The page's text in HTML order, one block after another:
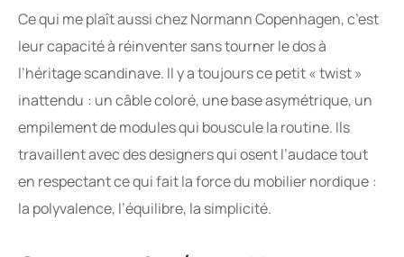
Ce qui me plaît aussi chez Normann Copenhagen, c’est
leur capacité à réinventer sans tourner le dos à
l’héritage scandinave. Il y a toujours ce petit « twist »
inattendu : un câble coloré, une base asymétrique, un
empilement de modules qui bouscule la routine. Ils
travaillent avec des designers qui osent l’audace tout
en respectant ce qui fait la force du mobilier nordique :
la polyvalence, l’équilibre, la simplicité.